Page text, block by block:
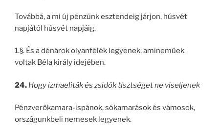
Továbbá, a mi új pénzünk esztendeig járjon, húsvét
napjától húsvét napjáig.
1.§. És a dénárok olyanfélék legyenek, amineműek
voltak Béla király idejében.
24. Hogy izmaeliták és zsidók tisztséget ne viseljenek
Pénzverőkamara-ispánok, sókamarások és vámosok,
országunkbeli nemesek legyenek.